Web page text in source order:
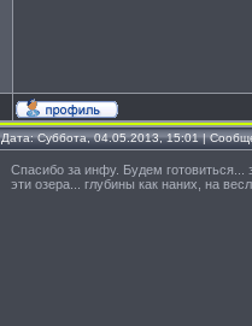
Дата: Суббота, 04.05.2013, 15:01 |
Спасибо за инфу. Будем готовиться...
эти озера... глубины как наних, на